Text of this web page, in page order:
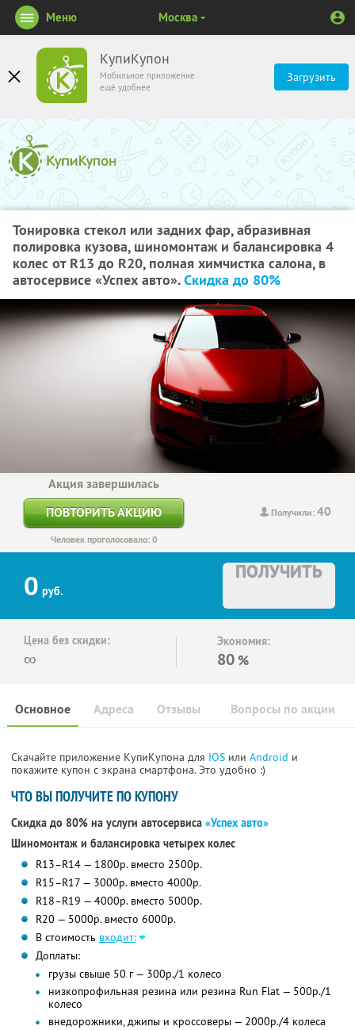
КупиКупон
Мобильное приложение
ещё удобнее
Загрузить
Меню Москва
Тонировка стекол или задних фар, абразивная
полировка кузова, шиномонтаж и балансировка 4
колес от R13 до R20, полная химчистка салона, в
автосервисе «Успех авто».Скидка до 80%
Получили:40
Акция завершилась
ПОВТОРИТЬ АКЦИЮ
Человек проголосовало: 0
0 руб.
ПОЛУЧИТЬ
Цена без скидки:
∞
Экономия:
80 %
Основное Отзывы Вопросы по акции
Адреса
Скачайте приложение КупиКупона для IOS или Android и
покажите купон с экрана смартфона. Это удобно :)
ЧТО ВЫ ПОЛУЧИТЕ ПО КУПОНУ
Скидка до 80% на услуги автосервиса «Успех авто»
Шиномонтаж и балансировка четырех колес
R13–R14 — 1800р. вместо 2500р.
R15–R17 — 3000р. вместо 4000р.
R18–R19 — 4000р. вместо 5000р.
R20 — 5000р. вместо 6000р.
В стоимость входит:
Доплаты:
грузы свыше 50 г — 300р./1 колесо
низкопрофильная резина или резина Run Flat — 500р./1
колесо
внедорожники, джипы и кроссоверы — 2000р./4 колеса